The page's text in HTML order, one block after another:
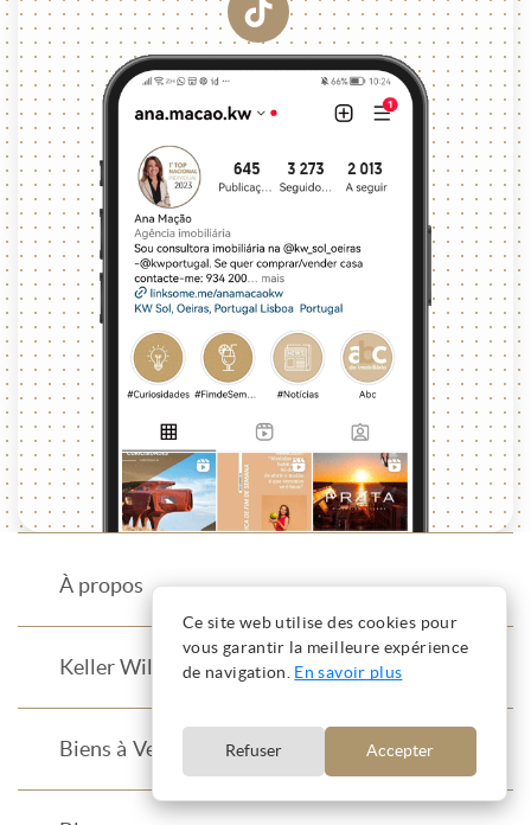
À propos
Keller Williams
Biens à Vendre
Ce site web utilise des cookies pour
vous garantir la meilleure expérience
de navigation. En savoir plus
Refuser Accepter